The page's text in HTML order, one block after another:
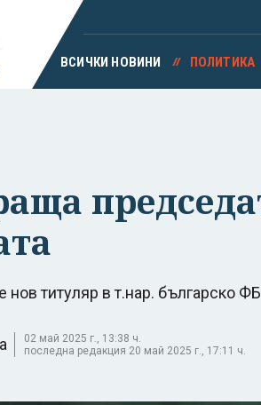
ВСИЧКИ НОВИНИ ПОЛИТИКА
нов титуляр в т.нар. българско
02 май 2025 г., 13:38 ч.
последна редакция 20 май 2025 г., 17:11 ч.